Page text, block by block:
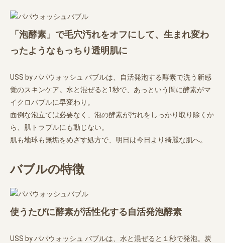
「泡酵素」で毛穴汚れをオフにして、生まれ変わ
ったようなもっちり透明肌に
USS by パパウォッシュ バブルは、自活発泡する酵素で洗う新感
覚のスキンケア。水と混ぜると1秒で、あっという間に酵素がマ
イクロバブルに早変わり。
面倒な泡立ては必要なく、泡の酵素が汚れをしっかり取り除くか
ら、肌トラブルにも動じない。
肌も地球も無垢をめざす処方で、明日は今日より綺麗な肌へ。
バブルの特徴
使うたびに酵素が活性化する自活発泡酵素
USS by パパウォッシュ バブルは、水と混ぜると１秒で発泡。炭